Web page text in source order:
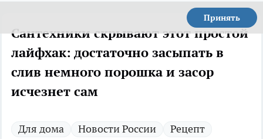
Принять
Сантехники скрывают этот простой
лайфхак: достаточно засыпать в
слив немного порошка и засор
исчезнет сам
Для дома Новости России
Рецепт